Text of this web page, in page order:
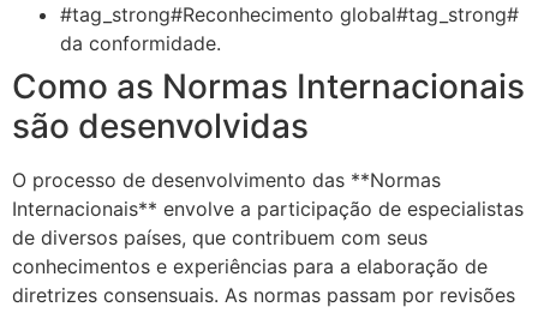
#tag_strong#Reconhecimento global#tag_strong#
da conformidade.
Como as Normas Internacionais
são desenvolvidas
O processo de desenvolvimento das **Normas
Internacionais** envolve a participação de especialistas
de diversos países, que contribuem com seus
conhecimentos e experiências para a elaboração de
diretrizes consensuais. As normas passam por revisões